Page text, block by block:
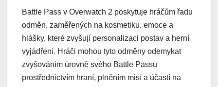
Battle Pass v Overwatch 2 poskytuje hráčům řadu
odměn, zaměřených na kosmetiku, emoce a
hlášky, které zvyšují personalizaci postav a herní
vyjádření. Hráči mohou tyto odměny odemykat
zvyšováním úrovně svého Battle Passu
prostřednictvím hraní, plněním misí a účastí na